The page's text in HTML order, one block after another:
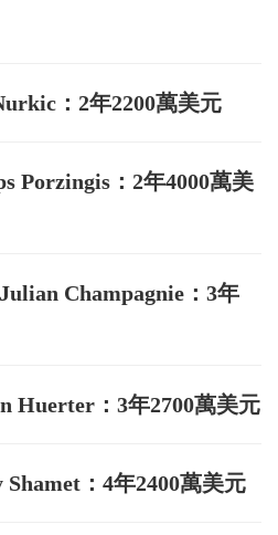
：2年2200萬美元
Porzingis：2年4000萬美
Champagnie：3年
Huerter：3年2700萬美元
：4年2400萬美元